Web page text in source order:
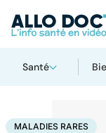
Santé
AccueilSantéMaladies
MALADIES RARES